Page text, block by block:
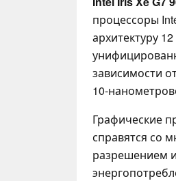
процессоры
архитектуру
зависимости
10-
Графические
справятся со
разрешением